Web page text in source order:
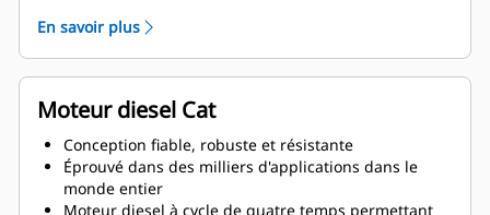
En savoir plus
Moteur diesel Cat
Conception fiable, robuste et résistante
Éprouvé dans des milliers d'applications dans le
monde entier
Moteur diesel à cycle de quatre temps permettant